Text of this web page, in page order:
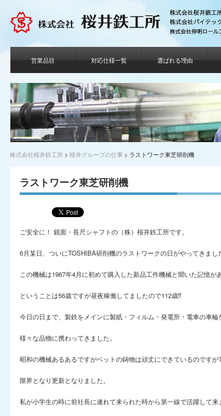
営業品目 対応仕様一覧 選ばれる理由
株式会社桜井鉄工所 > 桜井グループの仕事 > ラストワーク東芝研削機
ラストワーク東芝研削機
ご安全に！ 鏡面・長尺シャフトの（株）桜井鉄工所です。
6月某日、ついにTOSHIBA研削機のラストワークの日がやってきまし
この機械は1967年4月に初めて購入した新品工作機械と聞いた記憶が
ということは56歳ですが昼夜稼働してましたので112歳⁉︎
今日の日まで、製鉄をメインに製紙・フィルム・発電所・電車の車輪
様々な品物に携わってきました。
昭和の機械あるあるですがベットの鋳物は頑丈にできているのですが
限界となり更新となりました。
私が小学生の時に前社長に連れて来られた時から第一線で活躍して来